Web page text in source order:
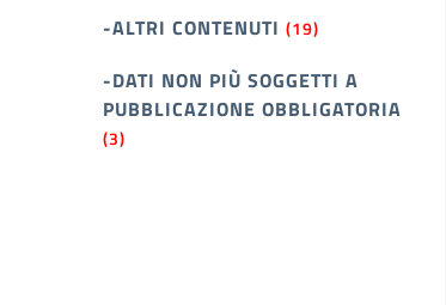
-ALTRI CONTENUTI (19)
-DATI NON PIÙ SOGGETTI A
PUBBLICAZIONE OBBLIGATORIA
(3)